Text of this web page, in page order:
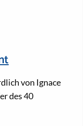
von Ignace
des 40